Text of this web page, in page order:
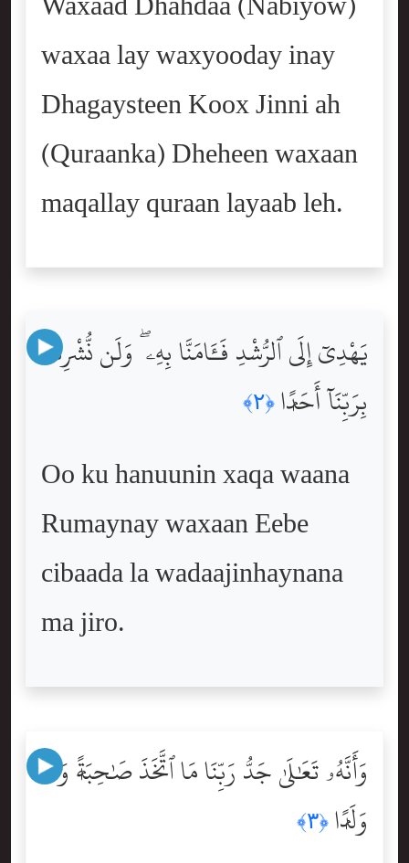
waxaa lay waxyooday inay
Dhagaysteen Koox Jinni ah
(Quraanka) Dheheen waxaan
maqallay quraan layaab leh.
يَهْدِىٓ إِلَى ٱلرُّشْدِ فَـَٔامَنَّا بِهِۦ ۖ وَلَن نُّشْرِكَ
بِرَبِّنَآ أَحَدًۭا ﴿٢﴾
Oo ku hanuunin xaqa waana
Rumaynay waxaan Eebe
cibaada la wadaajinhaynana
ma jiro.
وَأَنَّهُۥ تَعَٰلَىٰ جَدُّ رَبِّنَا مَا ٱتَّخَذَ صَٰحِبَةًۭ وَلَا
وَلَدًۭا ﴿٣﴾